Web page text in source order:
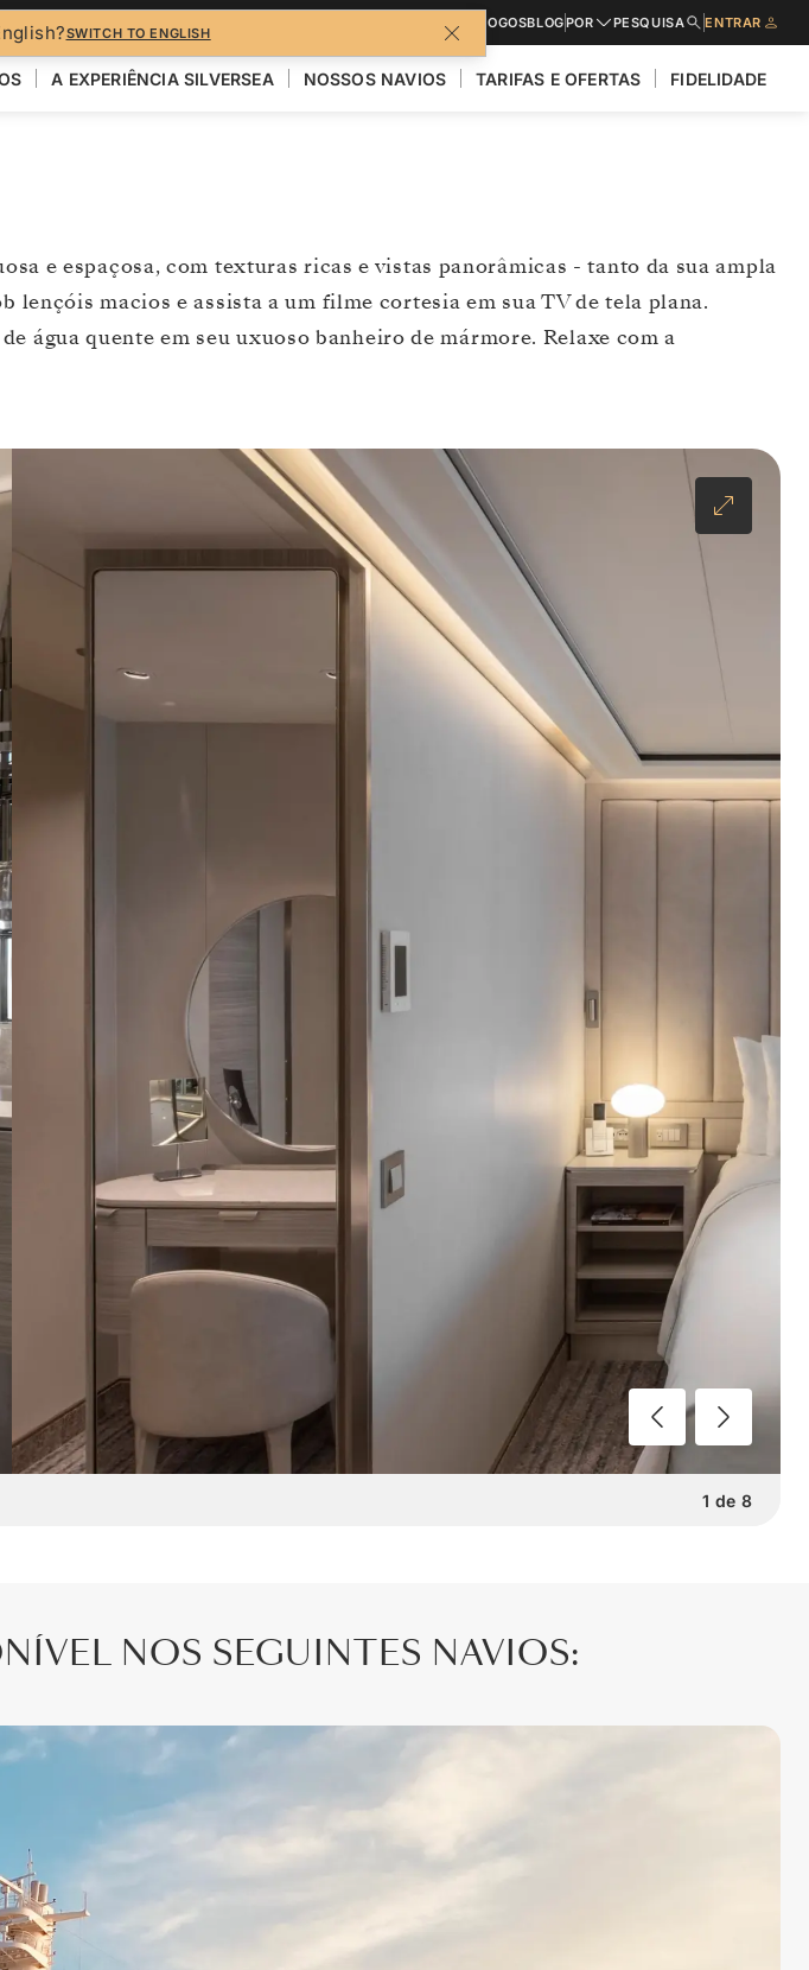
SWITCH TO ENGLISH
CATÁLOGOSBLOGPOR PESQUISA ENTRAR
A EXPERIÊNCIA SILVERSEA NOSSOS NAVIOS TARIFAS E OFERTAS FIDELIDADE
e espaçosa, com texturas ricas e vistas panorâmicas - tanto da sua ampla
macios e assista a um filme cortesia em sua TV de tela plana.
água quente em seu uxuoso banheiro de mármore. Relaxe com a
1 de 8
NOS SEGUINTES NAVIOS: